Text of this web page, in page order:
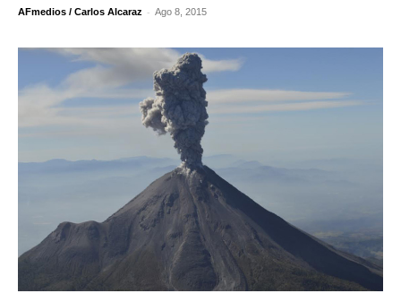
AFmedios / Carlos Alcaraz - Ago 8, 2015